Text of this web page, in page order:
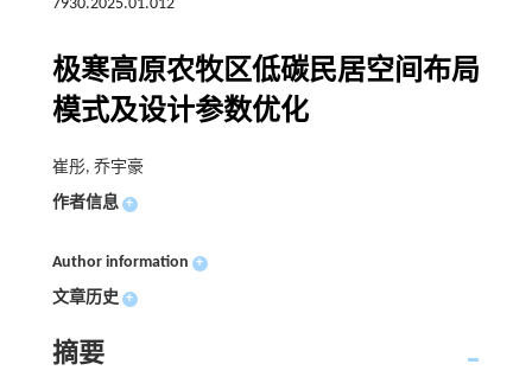
7930.2025.01.012
极寒高原农牧区低碳民居空间布局
模式及设计参数优化
崔彤, 乔宇豪
作者信息 +
Author information +
文章历史 +
摘要